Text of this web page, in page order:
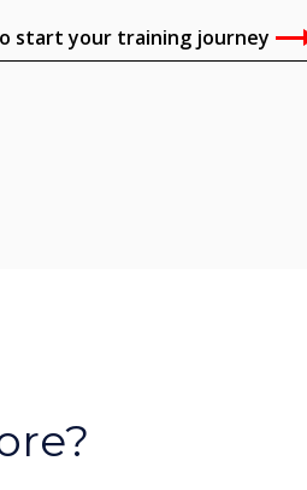
start your training journey